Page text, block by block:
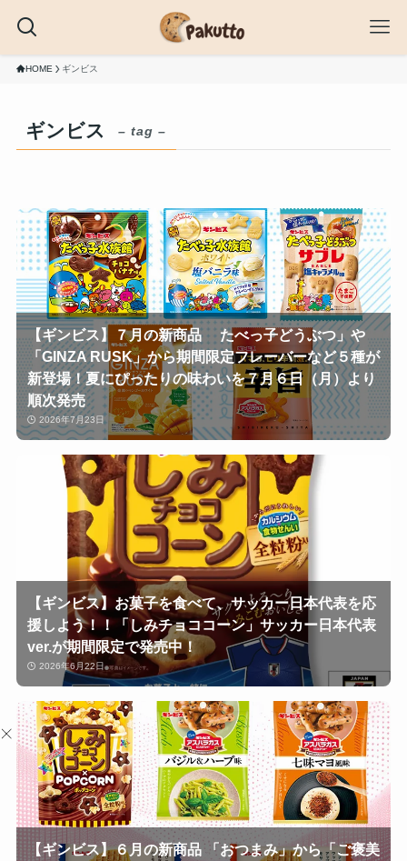
HOME ギンビス
ギンビス – tag –
【ギンビス】７月の新商品 たべっ子どうぶつ」や
「GINZA RUSK」から期間限定フレーバーなど５種が
新登場！夏にぴったりの味わいを７月６日（月）より
順次発売
2026年7月23日
【ギンビス】お菓子を食べて、サッカー日本代表を応
援しよう！！「しみチョココーン」サッカー日本代表
ver.が期間限定で発売中！
2026年6月22日
【ギンビス】６月の新商品 「おつまみ」から「ご褒美